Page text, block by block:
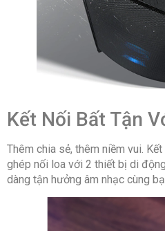
Kết Nối Bất Tận
Thêm chia sẻ, thêm niềm vui.
ghép nối loa với 2 thiết bị di
dàng tận hưởng âm nhạc cùng